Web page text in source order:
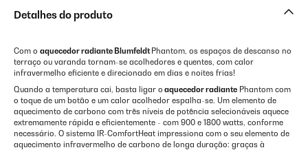
Detalhes do produto
Com o aquecedor radiante Blumfeldt Phantom, os espaços de descanso no
terraço ou varanda tornam-se acolhedores e quentes, com calor
infravermelho eficiente e direcionado em dias e noites frias!
Quando a temperatura cai, basta ligar o aquecedor radiante Phantom com
o toque de um botão e um calor acolhedor espalha-se. Um elemento de
aquecimento de carbono com três níveis de potência selecionáveis aquece
extremamente rápida e eficientemente - com 900 e 1800 watts, conforme
necessário. O sistema IR-ComfortHeat impressiona com o seu elemento de
aquecimento infravermelho de carbono de longa duração: graças à